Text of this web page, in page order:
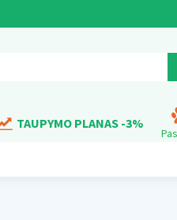
TAUPYMO PLANAS -3%